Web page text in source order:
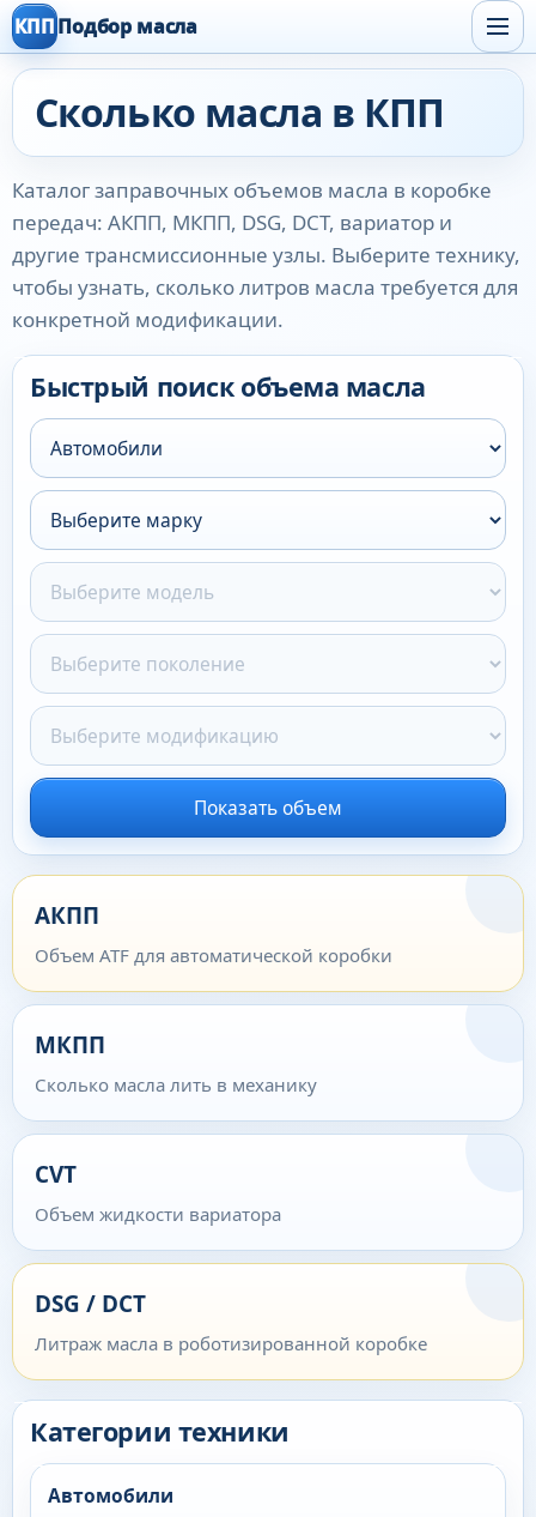
КПППодбор масла
Сколько масла в КПП
Каталог заправочных объемов масла в коробке
передач: АКПП, МКПП, DSG, DCT, вариатор и
другие трансмиссионные узлы. Выберите технику,
чтобы узнать, сколько литров масла требуется для
конкретной модификации.
Быстрый поиск объема масла
Показать объем
АКПП
Объем ATF для автоматической коробки
МКПП
Сколько масла лить в механику
CVT
Объем жидкости вариатора
DSG / DCT
Литраж масла в роботизированной коробке
Категории техники
Автомобили